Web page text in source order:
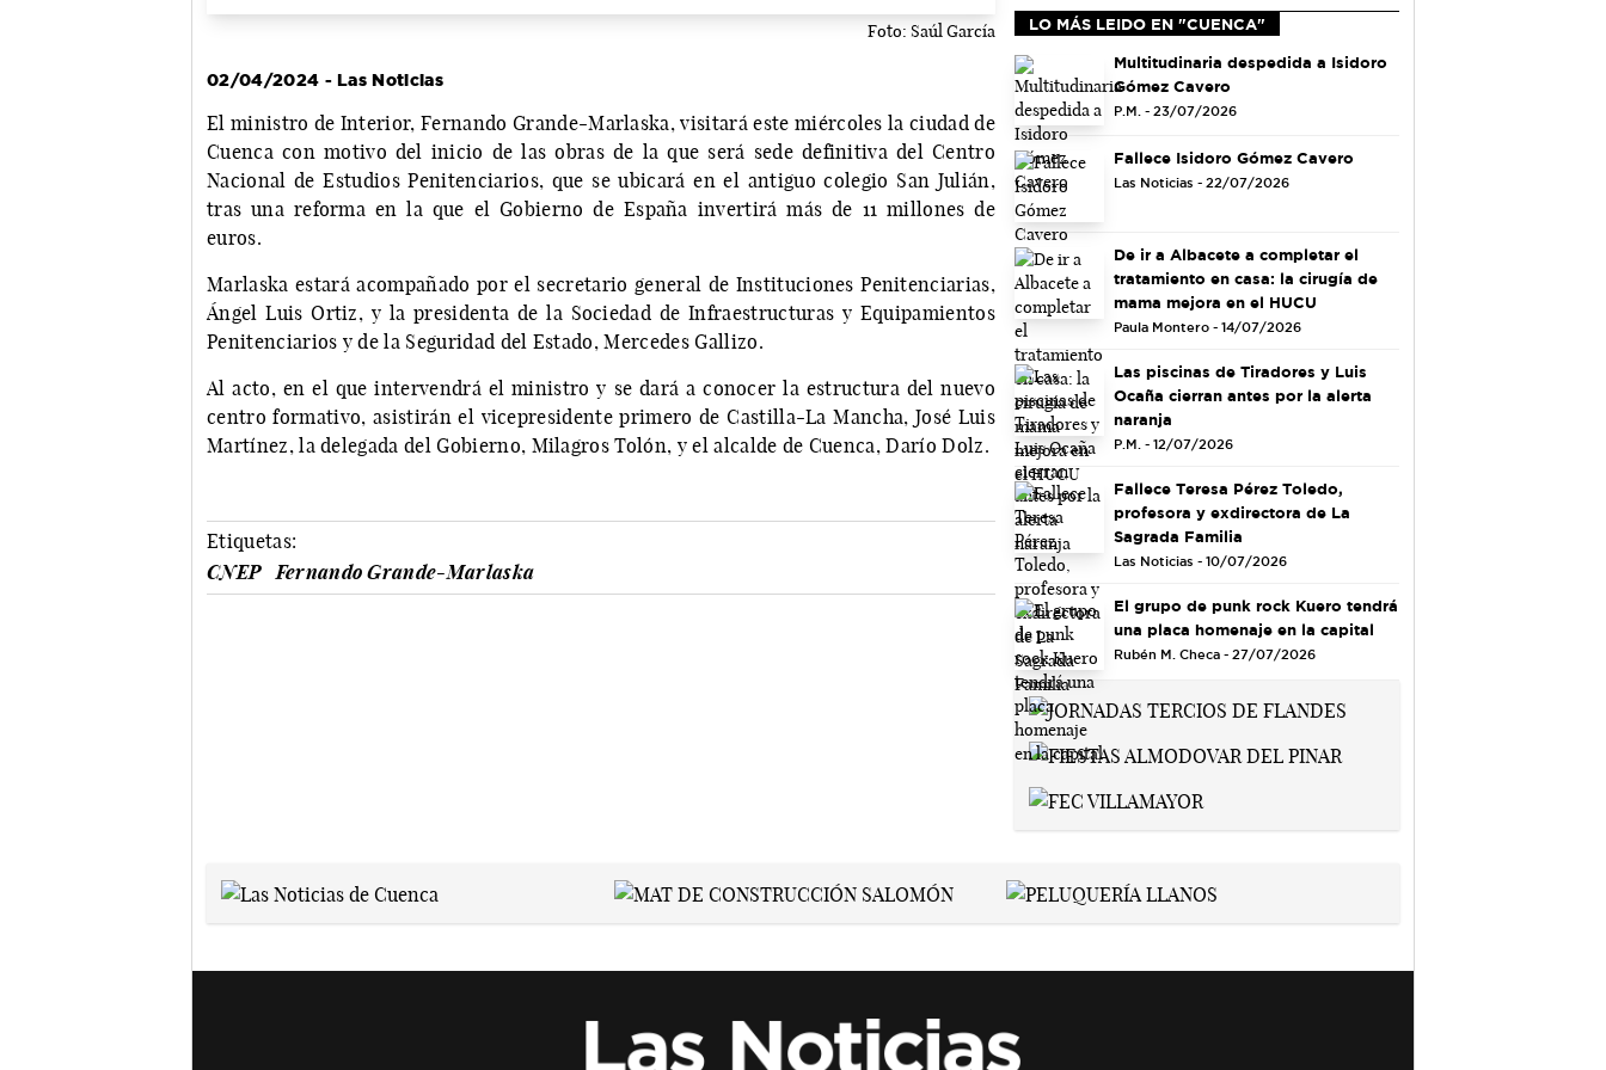
Foto: Saúl García
02/04/2024 - Las Noticias
El ministro de Interior, Fernando Grande-Marlaska, visitará este miércoles la ciudad de
Cuenca con motivo del inicio de las obras de la que será sede definitiva del Centro
Nacional de Estudios Penitenciarios, que se ubicará en el antiguo colegio San Julián,
tras una reforma en la que el Gobierno de España invertirá más de 11 millones de
euros.
Marlaska estará acompañado por el secretario general de Instituciones Penitenciarias,
Ángel Luis Ortiz, y la presidenta de la Sociedad de Infraestructuras y Equipamientos
Penitenciarios y de la Seguridad del Estado, Mercedes Gallizo.
Al acto, en el que intervendrá el ministro y se dará a conocer la estructura del nuevo
centro formativo, asistirán el vicepresidente primero de Castilla-La Mancha, José Luis
Martínez, la delegada del Gobierno, Milagros Tolón, y el alcalde de Cuenca, Darío Dolz.
Etiquetas:
CNEP
Fernando Grande-Marlaska
LO MÁS LEIDO EN "CUENCA"
Multitudinaria despedida a Isidoro
Gómez Cavero
P.M. - 23/07/2026
Fallece Isidoro Gómez Cavero
Las Noticias - 22/07/2026
De ir a Albacete a completar el
tratamiento en casa: la cirugía de
mama mejora en el HUCU
Paula Montero - 14/07/2026
Las piscinas de Tiradores y Luis
Ocaña cierran antes por la alerta
naranja
P.M. - 12/07/2026
Fallece Teresa Pérez Toledo,
profesora y exdirectora de La
Sagrada Familia
Las Noticias - 10/07/2026
El grupo de punk rock Kuero tendrá
una placa homenaje en la capital
Rubén M. Checa - 27/07/2026